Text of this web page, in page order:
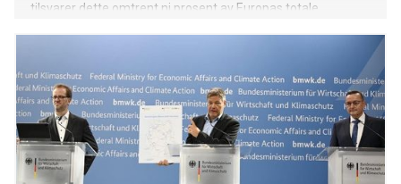
tilsvarer dette omtrent ni prosent av Europas totale